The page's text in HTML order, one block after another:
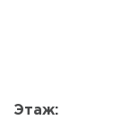
Этаж: